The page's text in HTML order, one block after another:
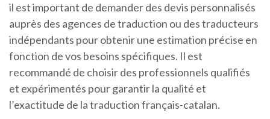
il est important de demander des devis personnalisés
auprès des agences de traduction ou des traducteurs
indépendants pour obtenir une estimation précise en
fonction de vos besoins spécifiques. Il est
recommandé de choisir des professionnels qualifiés
et expérimentés pour garantir la qualité et
l’exactitude de la traduction français-catalan.